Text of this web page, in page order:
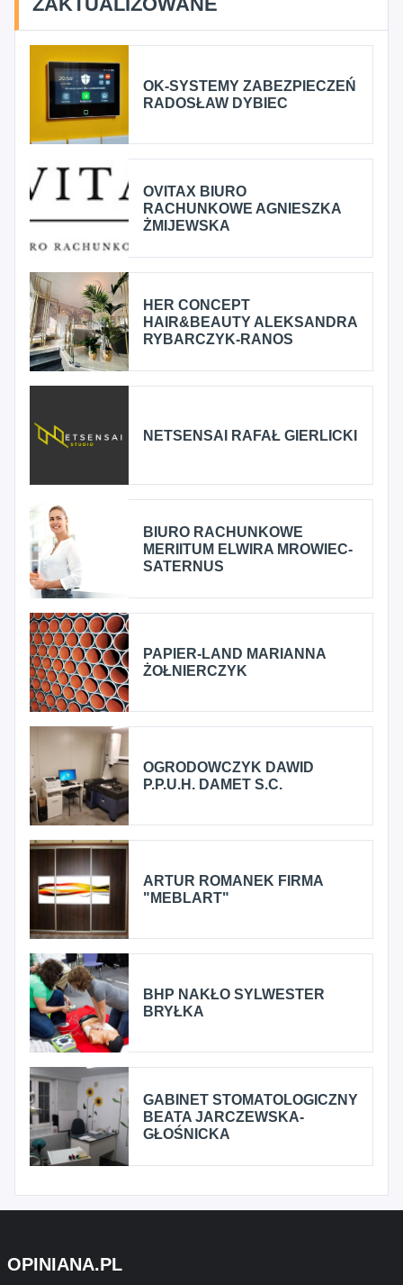
OK-SYSTEMY ZABEZPIECZEŃ
RADOSŁAW DYBIEC
OVITAX BIURO
RACHUNKOWE AGNIESZKA
ŻMIJEWSKA
HER CONCEPT
HAIR&BEAUTY ALEKSANDRA
RYBARCZYK-RANOS
NETSENSAI RAFAŁ GIERLICKI
BIURO RACHUNKOWE
MERIITUM ELWIRA MROWIEC-
SATERNUS
PAPIER-LAND MARIANNA
ŻOŁNIERCZYK
OGRODOWCZYK DAWID
P.P.U.H. DAMET S.C.
ARTUR ROMANEK FIRMA
"MEBLART"
BHP NAKŁO SYLWESTER
BRYŁKA
GABINET STOMATOLOGICZNY
BEATA JARCZEWSKA-
GŁOŚNICKA
OPINIANA.PL